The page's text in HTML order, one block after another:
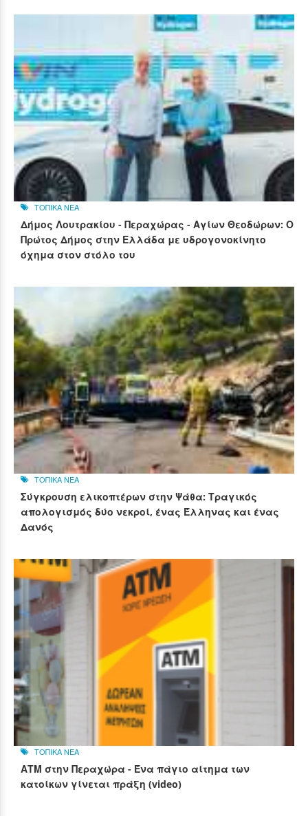
ΤΟΠΙΚΑ ΝΕΑ
Δήμος Λουτρακίου - Περαχώρας - Αγίων Θεοδώρων: Ο
Πρώτος Δήμος στην Ελλάδα με υδρογονοκίνητο
όχημα στον στόλο του
ΤΟΠΙΚΑ ΝΕΑ
Σύγκρουση ελικοπτέρων στην Ψάθα: Τραγικός
απολογισμός δύο νεκροί, ένας Έλληνας και ένας
Δανός
ΤΟΠΙΚΑ ΝΕΑ
ΑΤΜ στην Περαχώρα - Ένα πάγιο αίτημα των
κατοίκων γίνεται πράξη (video)